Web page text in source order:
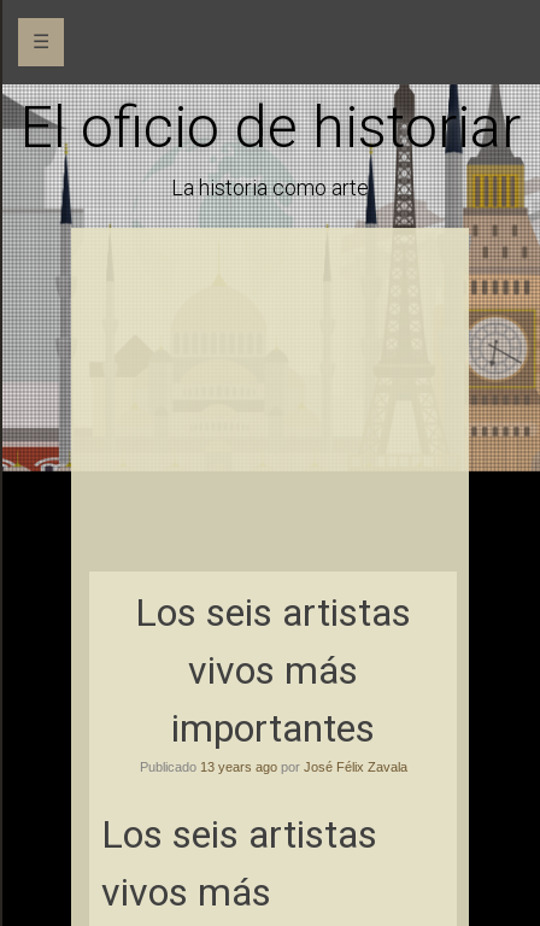
☰
El oficio de historiar
La historia como arte
Los seis artistas
vivos más
importantes
Publicado 13 years agopor José Félix Zavala
Los seis artistas
vivos más